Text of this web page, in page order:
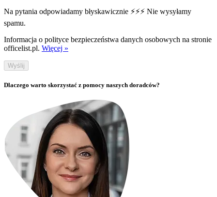
Na pytania odpowiadamy błyskawicznie ⚡⚡⚡ Nie wysyłamy
spamu.
Informacja o polityce bezpieczeństwa danych osobowych na stronie
officelist.pl. Więcej »
Wyślij
Dlaczego warto skorzystać z pomocy naszych doradców?